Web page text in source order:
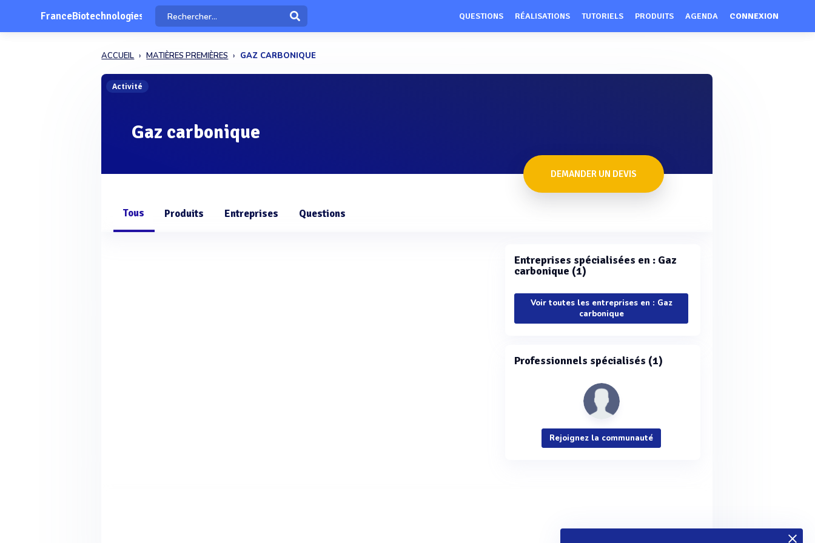
FranceBiotechnologies QUESTIONS RÉALISATIONS TUTORIELS PRODUITS AGENDA CONNEXION
ACCUEIL MATIÈRES PREMIÈRES GAZ CARBONIQUE
Activité
Gaz carbonique
DEMANDER UN DEVIS
Tous Produits Entreprises Questions
Entreprises spécialisées en : Gaz
carbonique (1)
Voir toutes les entreprises en : Gaz
carbonique
Professionnels spécialisés (1)
Rejoignez la communauté